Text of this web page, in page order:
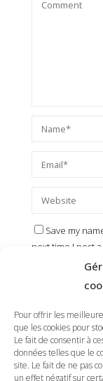
Pour offrir les
que les cookies pour
Le fait de consentir à
données telles que le
site. Le fait de ne pas
un effet négatif sur
Save my
next time I post